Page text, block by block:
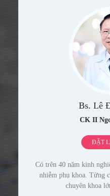
Bs. Lê
CK II
ĐẶT
Có trên 40 năm kinh
nhiễm phụ khoa. Từng
chuyên khoa